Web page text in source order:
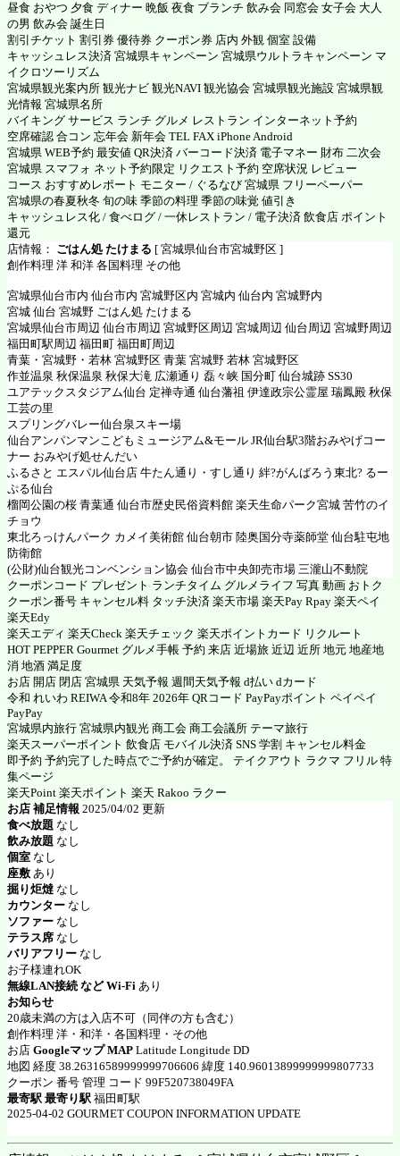
昼食 おやつ 夕食 ディナー 晩飯 夜食 ブランチ 飲み会 同窓会 女子会 大人
の男 飲み会 誕生日
割引チケット 割引券 優待券 クーポン券 店内 外観 個室 設備
キャッシュレス決済 宮城県キャンペーン 宮城県ウルトラキャンペーン マ
イクロツーリズム
宮城県観光案内所 観光ナビ 観光NAVI 観光協会 宮城県観光施設 宮城県観
光情報 宮城県名所
バイキング サービス ランチ グルメ レストラン インターネット予約
空席確認 合コン 忘年会 新年会 TEL FAX iPhone Android
宮城県 WEB予約 最安値 QR決済 バーコード決済 電子マネー 財布 二次会
宮城県 スマフォ ネット予約限定 リクエスト予約 空席状況 レビュー
コース おすすめレポート モニター / ぐるなび 宮城県 フリーペーパー
宮城県の春夏秋冬 旬の味 季節の料理 季節の味覚 値引き
キャッシュレス化 / 食べログ / 一休レストラン / 電子決済 飲食店 ポイント
還元
店情報： ごはん処 たけまる [ 宮城県仙台市宮城野区 ]
創作料理 洋 和洋 各国料理 その他
宮城県仙台市内 仙台市内 宮城野区内 宮城内 仙台内 宮城野内
宮城 仙台 宮城野 ごはん処 たけまる
宮城県仙台市周辺 仙台市周辺 宮城野区周辺 宮城周辺 仙台周辺 宮城野周辺
福田町駅周辺 福田町 福田町周辺
青葉・宮城野・若林 宮城野区 青葉 宮城野 若林 宮城野区
作並温泉 秋保温泉 秋保大滝 広瀬通り 磊々峡 国分町 仙台城跡 SS30
ユアテックスタジアム仙台 定禅寺通 仙台藩祖 伊達政宗公霊屋 瑞鳳殿 秋保
工芸の里
スプリングバレー仙台泉スキー場
仙台アンパンマンこどもミュージアム&モール JR仙台駅3階おみやげコー
ナー おみやげ処せんだい
ふるさと エスパル仙台店 牛たん通り・すし通り 絆?がんばろう東北? るー
ぷる仙台
榴岡公園の桜 青葉通 仙台市歴史民俗資料館 楽天生命パーク宮城 苦竹のイ
チョウ
東北ろっけんパーク カメイ美術館 仙台朝市 陸奥国分寺薬師堂 仙台駐屯地
防衛館
(公財)仙台観光コンベンション協会 仙台市中央卸売市場 三瀧山不動院
クーポンコード プレゼント ランチタイム グルメライフ 写真 動画 おトク
クーポン番号 キャンセル料 タッチ決済 楽天市場 楽天Pay Rpay 楽天ペイ
楽天Edy
楽天エディ 楽天Check 楽天チェック 楽天ポイントカード リクルート
HOT PEPPER Gourmet グルメ手帳 予約 来店 近場旅 近辺 近所 地元 地産地
消 地酒 満足度
お店 開店 閉店 宮城県 天気予報 週間天気予報 d払い dカード
令和 れいわ REIWA 令和8年 2026年 QRコード PayPayポイント ペイペイ
PayPay
宮城県内旅行 宮城県内観光 商工会 商工会議所 テーマ旅行
楽天スーパーポイント 飲食店 モバイル決済 SNS 学割 キャンセル料金
即予約 予約完了した時点でご予約が確定。 テイクアウト ラクマ フリル 特
集ページ
楽天Point 楽天ポイント 楽天 Rakoo ラクー
お店 補足情報 2025/04/02 更新
食べ放題 なし
飲み放題 なし
個室 なし
座敷 あり
掘り炬燵 なし
カウンター なし
ソファー なし
テラス席 なし
バリアフリー なし
お子様連れOK
無線LAN接続 など Wi-Fi あり
お知らせ
20歳未満の方は入店不可（同伴の方も含む）
創作料理 洋・和洋・各国料理・その他
お店 Googleマップ MAP Latitude Longitude DD
地図 経度 38.26316589999999706606 緯度 140.96013899999999807733
クーポン 番号 管理 コード 99F520738049FA
最寄駅 最寄り駅 福田町駅
2025-04-02 GOURMET COUPON INFORMATION UPDATE